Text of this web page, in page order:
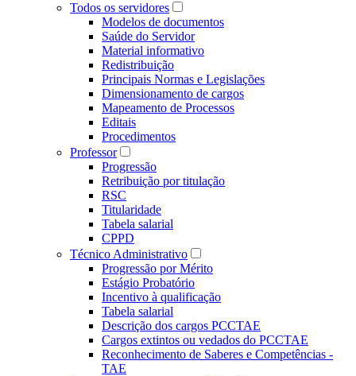
Todos os servidores
Modelos de documentos
Saúde do Servidor
Material informativo
Redistribuição
Principais Normas e Legislações
Dimensionamento de cargos
Mapeamento de Processos
Editais
Procedimentos
Professor
Progressão
Retribuição por titulação
RSC
Titularidade
Tabela salarial
CPPD
Técnico Administrativo
Progressão por Mérito
Estágio Probatório
Incentivo à qualificação
Tabela salarial
Descrição dos cargos PCCTAE
Cargos extintos ou vedados do PCCTAE
Reconhecimento de Saberes e Competências -
TAE